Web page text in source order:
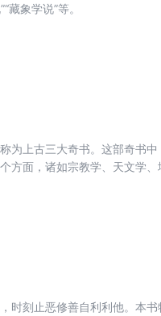
象学说”等。
为上古三大奇书。这部奇书
方面，诸如宗教学、天文学
时刻止恶修善自利利他。本